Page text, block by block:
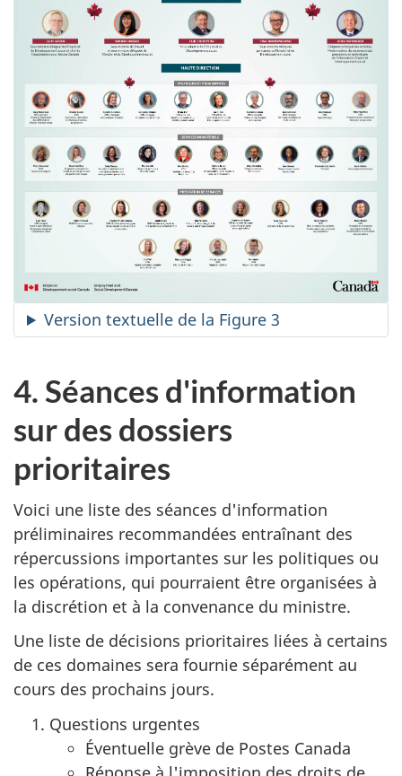
Version textuelle de la Figure 3
4. Séances d'information
sur des dossiers
prioritaires
Voici une liste des séances d'information
préliminaires recommandées entraînant des
répercussions importantes sur les politiques ou
les opérations, qui pourraient être organisées à
la discrétion et à la convenance du ministre.
Une liste de décisions prioritaires liées à certains
de ces domaines sera fournie séparément au
cours des prochains jours.
Questions urgentes
Éventuelle grève de Postes Canada